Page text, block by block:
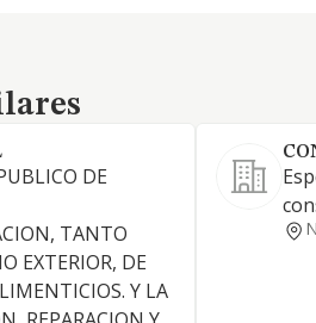
DE
TANTO
EXTERIOR, DE
Y LA